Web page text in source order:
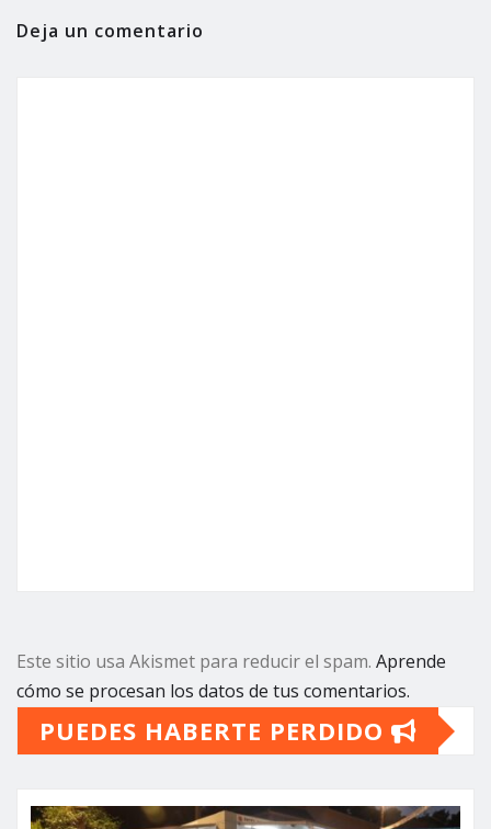
Deja un comentario
Este sitio usa Akismet para reducir el spam. Aprende
cómo se procesan los datos de tus comentarios.
PUEDES HABERTE PERDIDO